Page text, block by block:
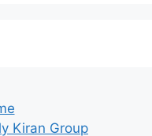
Kiran Group